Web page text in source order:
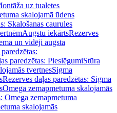
uz tualetes
skalojamā ūdens
Skalošanas caurules
Augstu iekārtsRezerves
un vidēji augsta
paredzētas: PieslēgumiStūra
tvertnesSigma
Rezerves daļas paredzētas: Sigma
Omega zemapmetuma skalojamās
Omega zemapmetuma
skalojamās